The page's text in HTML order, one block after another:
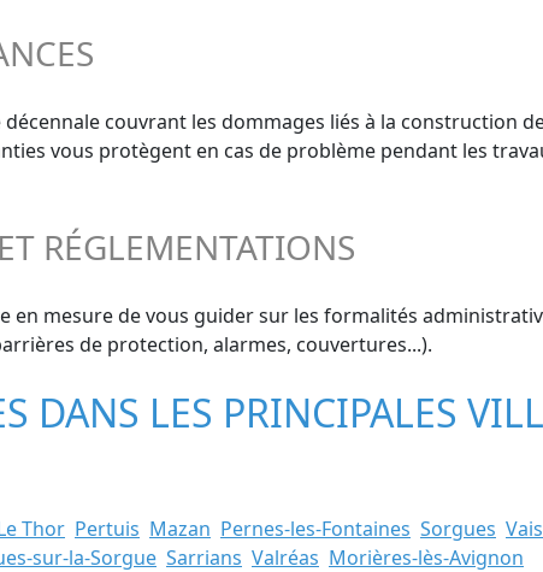
couvrant les dommages liés à la construction
vous protègent en cas de problème pendant les
RÉGLEMENTATIONS
en mesure de vous guider sur les formalités
de protection, alarmes, couvertures...).
DANS LES PRINCIPALES
Thor Pertuis Mazan Pernes-les-Fontaines Sorgues
sur-la-Sorgue Sarrians Valréas Morières-lès-Avignon